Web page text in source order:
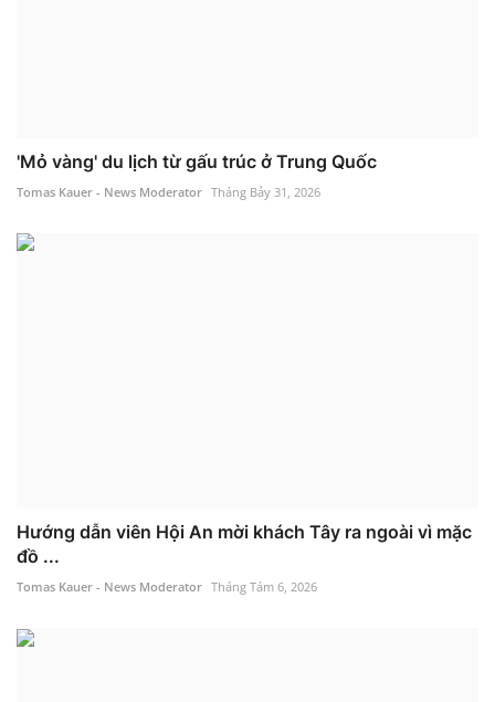
'Mỏ vàng' du lịch từ gấu trúc ở Trung Quốc
Tomas Kauer - News Moderator Tháng Bảy 31, 2026
Hướng dẫn viên Hội An mời khách Tây ra ngoài vì mặc
đồ ...
Tomas Kauer - News Moderator Tháng Tám 6, 2026